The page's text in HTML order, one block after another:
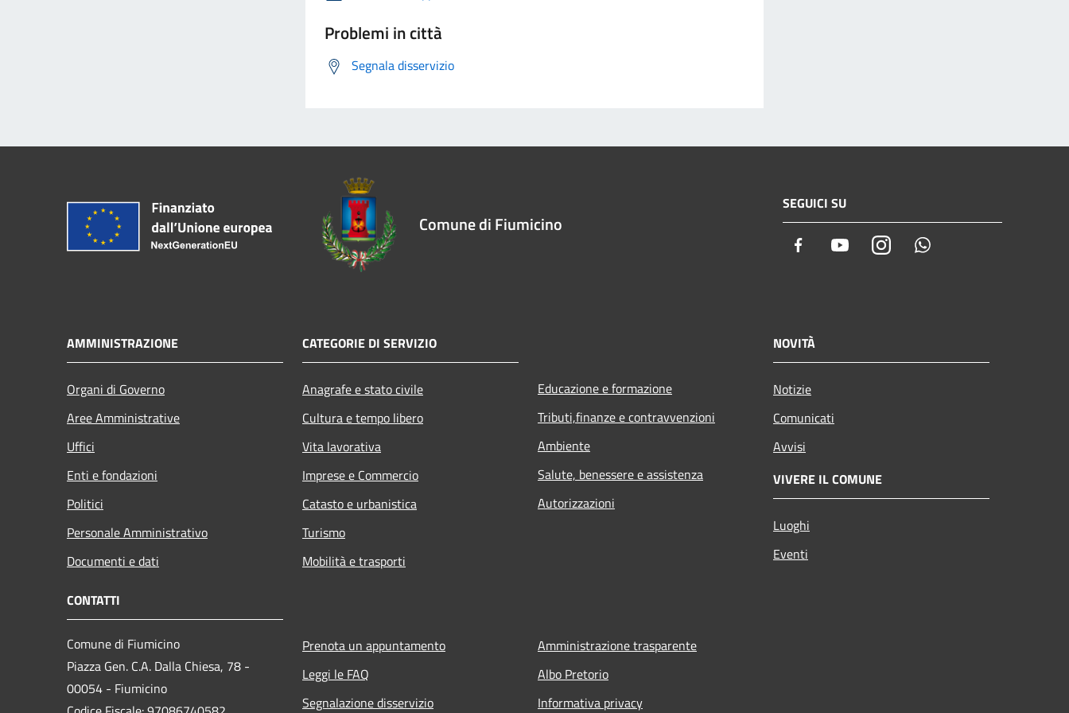
Problemi in città
Segnala disservizio
Comune di Fiumicino
SEGUICI SU
Facebook YoutubeInstagram
AMMINISTRAZIONE
Organi di Governo
Aree Amministrative
Uffici
Enti e fondazioni
Politici
Personale Amministrativo
Documenti e dati
CATEGORIE DI SERVIZIO
Anagrafe e stato civile
Cultura e tempo libero
Vita lavorativa
Imprese e Commercio
Catasto e urbanistica
Turismo
Mobilità e trasporti
Educazione e formazione
Tributi,finanze e contravvenzioni
Ambiente
Salute, benessere e assistenza
Autorizzazioni
NOVITÀ
Notizie
Comunicati
Avvisi
VIVERE IL COMUNE
Luoghi
Eventi
CONTATTI
Comune di Fiumicino
Piazza Gen. C.A. Dalla Chiesa, 78 -
00054 - Fiumicino
Prenota un appuntamento
Leggi le FAQ
Segnalazione disservizio
Amministrazione trasparente
Albo Pretorio
Informativa privacy